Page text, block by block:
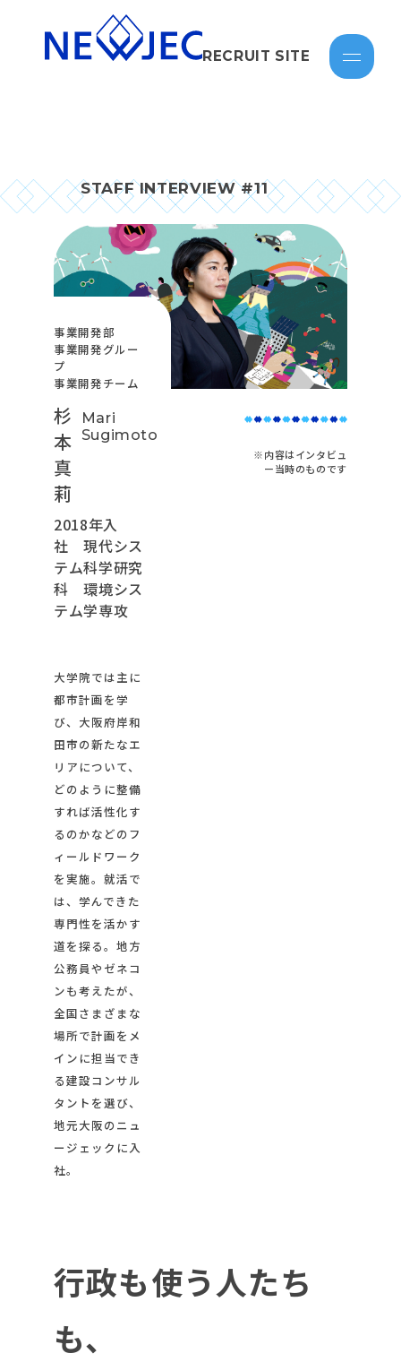
RECRUIT SITE
※内容はインタビュ
ー当時のものです
STAFF INTERVIEW #11
事業開発部
事業開発グルー
プ
事業開発チーム
杉
本
真
莉
Mari
Sugimoto
2018年入
社 現代シス
テム科学研究
科 環境シス
テム学専攻
大学院では主に
都市計画を学
び、大阪府岸和
田市の新たなエ
リアについて、
どのように整備
すれば活性化す
るのかなどのフ
ィールドワーク
を実施。就活で
は、学んできた
専門性を活かす
道を探る。地方
公務員やゼネコ
ンも考えたが、
全国さまざまな
場所で計画をメ
インに担当でき
る建設コンサル
タントを選び、
地元大阪のニュ
ージェックに入
社。
行政も使う人たち
も、